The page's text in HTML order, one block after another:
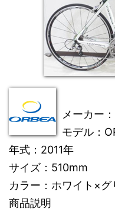
メーカー
モデル ：
年式 ：2011年
サイズ ：510mm
カラー ：ホワイト×グ
商品説明